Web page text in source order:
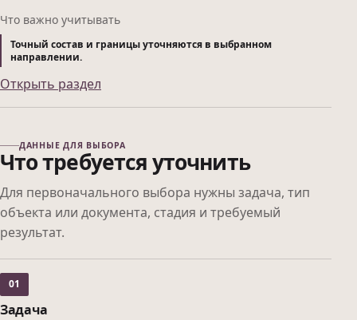
Что важно учитывать
Точный состав и границы уточняются в выбранном
направлении.
Открыть раздел
ДАННЫЕ ДЛЯ ВЫБОРА
Что требуется уточнить
Для первоначального выбора нужны задача, тип
объекта или документа, стадия и требуемый
результат.
01
Задача